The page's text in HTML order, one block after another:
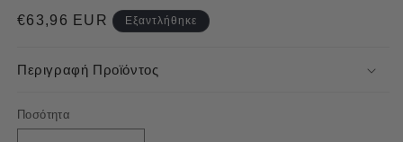
Κανονική
€63,96 EUR Εξαντλήθηκε
Περιγραφή Προϊόντος
Ποσότητα